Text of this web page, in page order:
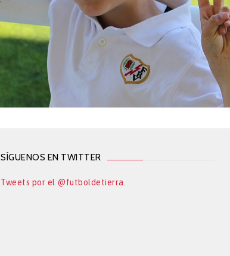
SÍGUENOS EN TWITTER
Tweets por el @futboldetierra.